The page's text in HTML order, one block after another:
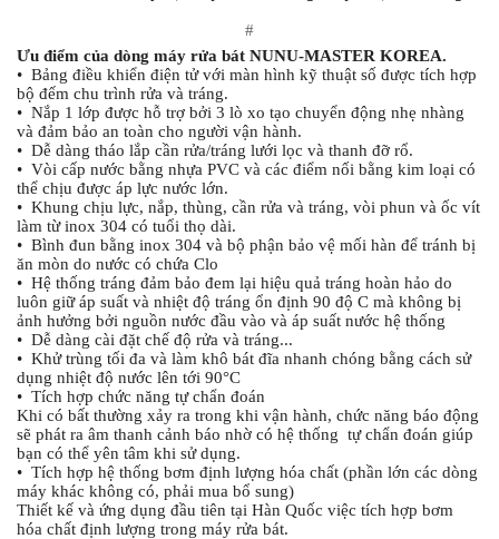
#
Ưu điểm của dòng máy rửa bát NUNU-MASTER KOREA.
•  Bảng điều khiển điện tử với màn hình kỹ thuật số được tích hợp
bộ đếm chu trình rửa và tráng.
•  Nắp 1 lớp được hỗ trợ bởi 3 lò xo tạo chuyển động nhẹ nhàng
và đảm bảo an toàn cho người vận hành.
•  Dễ dàng tháo lắp cần rửa/tráng lưới lọc và thanh đỡ rổ.
•  Vòi cấp nước bằng nhựa PVC và các điểm nối bằng kim loại có
thể chịu được áp lực nước lớn.
•  Khung chịu lực, nắp, thùng, cần rửa và tráng, vòi phun và ốc vít
làm từ inox 304 có tuổi thọ dài.
•  Bình đun bằng inox 304 và bộ phận bảo vệ mối hàn để tránh bị
ăn mòn do nước có chứa Clo
•  Hệ thống tráng đảm bảo đem lại hiệu quả tráng hoàn hảo do
luôn giữ áp suất và nhiệt độ tráng ổn định 90 độ C mà không bị
ảnh hưởng bởi nguồn nước đầu vào và áp suất nước hệ thống
•  Dễ dàng cài đặt chế độ rửa và tráng...
•  Khử trùng tối đa và làm khô bát đĩa nhanh chóng bằng cách sử
dụng nhiệt độ nước lên tới 90°C
•  Tích hợp chức năng tự chẩn đoán
Khi có bất thường xảy ra trong khi vận hành, chức năng báo động
sẽ phát ra âm thanh cảnh báo nhờ có hệ thống  tự chẩn đoán giúp
bạn có thể yên tâm khi sử dụng.
•  Tích hợp hệ thống bơm định lượng hóa chất (phần lớn các dòng
máy khác không có, phải mua bổ sung)
Thiết kế và ứng dụng đầu tiên tại Hàn Quốc việc tích hợp bơm
hóa chất định lượng trong máy rửa bát.